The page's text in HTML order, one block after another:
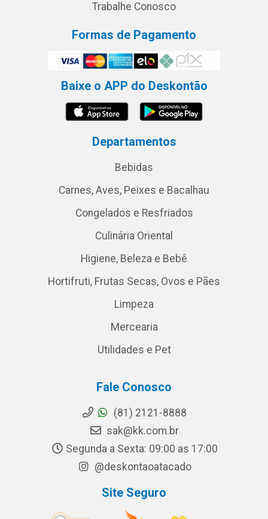
Trabalhe Conosco
Formas de Pagamento
Baixe o APP do Deskontão
Departamentos
Bebidas
Carnes, Aves, Peixes e Bacalhau
Congelados e Resfriados
Culinária Oriental
Higiene, Beleza e Bebê
Hortifruti, Frutas Secas, Ovos e Pães
Limpeza
Mercearia
Utilidades e Pet
Fale Conosco
(81) 2121-8888
sak@kk.com.br
Segunda a Sexta: 09:00 as 17:00
@deskontaoatacado
Site Seguro